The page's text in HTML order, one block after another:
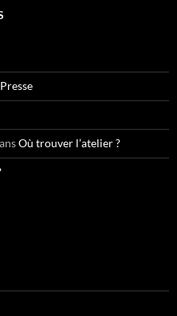
Où trouver l’atelier ?